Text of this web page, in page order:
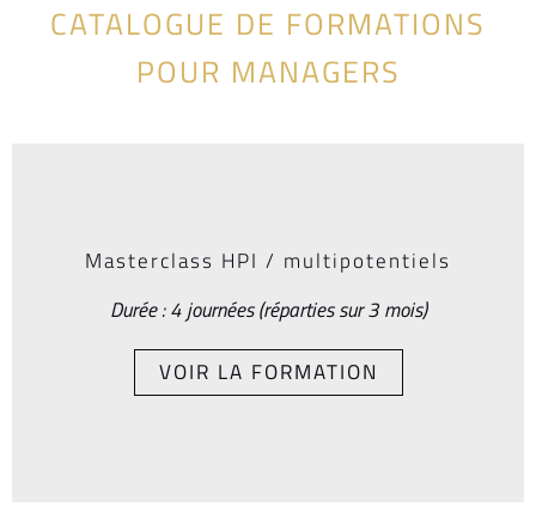
CATALOGUE DE FORMATIONS
POUR MANAGERS
Masterclass HPI / multipotentiels
Durée : 4 journées (réparties sur 3 mois)
VOIR LA FORMATION